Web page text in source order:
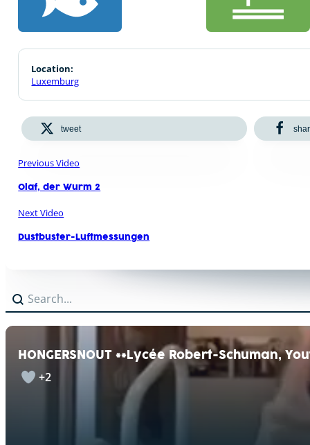
Location:
Luxemburg
tweet
Previous Video
Olaf, der Wurm 2
Next Video
Dustbuster-Luftmessungen
Search
Search content
HONGERSNOUT **Lycée Robert-Schuman,
+2